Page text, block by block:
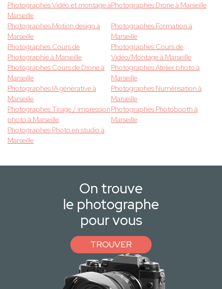
Photographes Vidéo et montage à
Marseille
Photographes Drone à Marseille
Photographes Motion design à
Marseille
Photographes Formation à
Marseille
Photographes Cours de
Photographie à Marseille
Photographes Cours de
Vidéo/Montage à Marseille
Photographes Cours de Drone à
Marseille
Photographes Atelier photo à
Marseille
Photographes IA générative à
Marseille
Photographes Numérisation à
Marseille
Photographes Tirage / impression
photo à Marseille
Photographes Photobooth à
Marseille
Photographes Photo en studio à
Marseille
On trouve
le photographe
pour vous
TROUVER